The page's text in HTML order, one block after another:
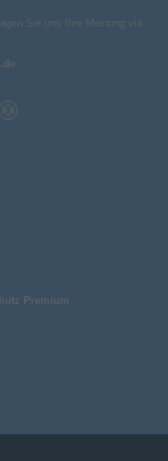
Sie uns Ihre Meinung via
Premium